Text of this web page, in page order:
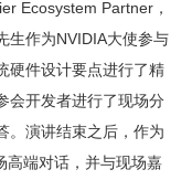
Ecosystem Partner，
生作为NVIDIA大使参与
硬件设计要点进行了精
会开发者进行了现场分
。演讲结束之后，作为
高端对话，并与现场嘉